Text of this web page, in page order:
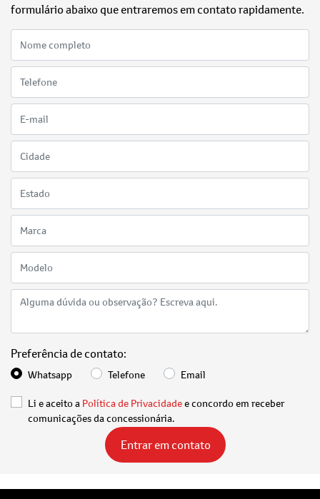
formulário abaixo que entraremos em contato rapidamente.
Preferência de contato:
Whatsapp Telefone Email
Li e aceito a Política de Privacidadee concordo em receber
comunicações da concessionária.
Entrar em contato